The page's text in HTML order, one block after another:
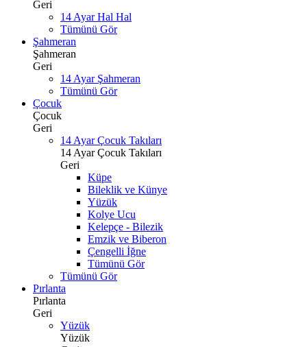
Geri
14 Ayar Hal Hal
Tümünü Gör
Şahmeran
Şahmeran
Geri
14 Ayar Şahmeran
Tümünü Gör
Çocuk
Çocuk
Geri
14 Ayar Çocuk Takıları
14 Ayar Çocuk Takıları
Geri
Küpe
Bileklik ve Künye
Yüzük
Kolye Ucu
Kelepçe - Bilezik
Emzik ve Biberon
Çengelli İğne
Tümünü Gör
Tümünü Gör
Pırlanta
Pırlanta
Geri
Yüzük
Yüzük